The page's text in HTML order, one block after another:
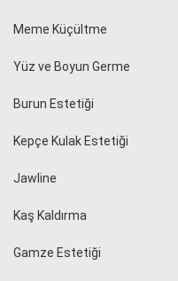
Meme Küçültme
Yüz ve Boyun Germe
Burun Estetiği
Kepçe Kulak Estetiği
Jawline
Kaş Kaldırma
Gamze Estetiği